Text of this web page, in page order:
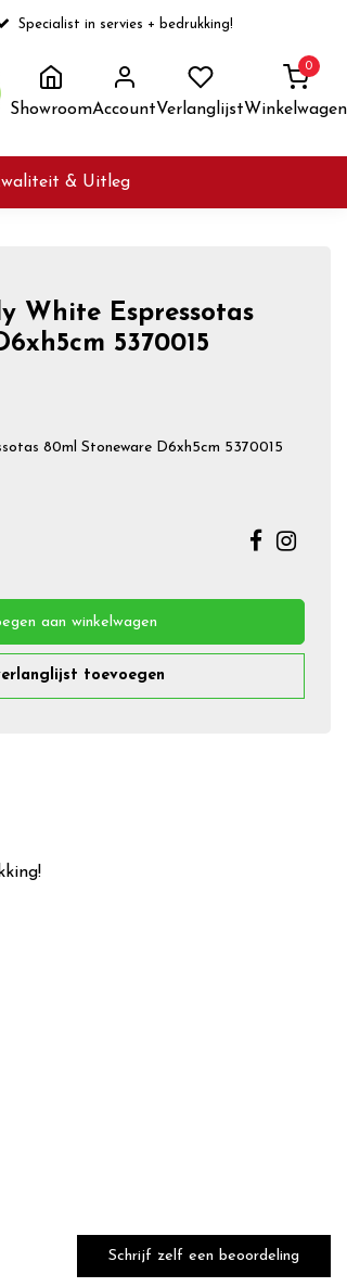
Specialist in servies + bedrukking!
ShowroomAccountVerlanglijst
0
Winkelwagen
& Uitleg
White Espressotas
5370015
80ml Stoneware D6xh5cm 5370015
aan winkelwagen
toevoegen
Schrijf zelf een beoordeling